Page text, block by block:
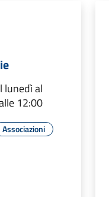
lunedì al
12:00
Associazioni